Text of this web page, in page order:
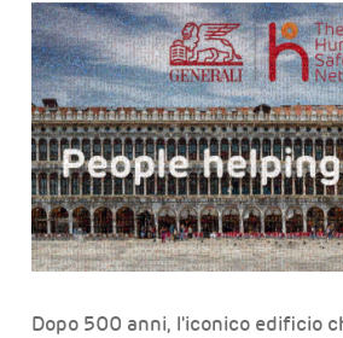
Dopo 500 anni, l'iconico edificio